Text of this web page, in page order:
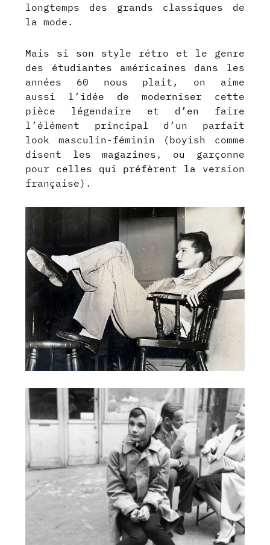
longtemps des grands classiques de
la mode.
Mais si son style rétro et le genre
des étudiantes américaines dans les
années 60 nous plait, on aime
aussi l’idée de moderniser cette
pièce légendaire et d’en faire
l’élément principal d’un parfait
look masculin-féminin (boyish comme
disent les magazines, ou garçonne
pour celles qui préfèrent la version
française).